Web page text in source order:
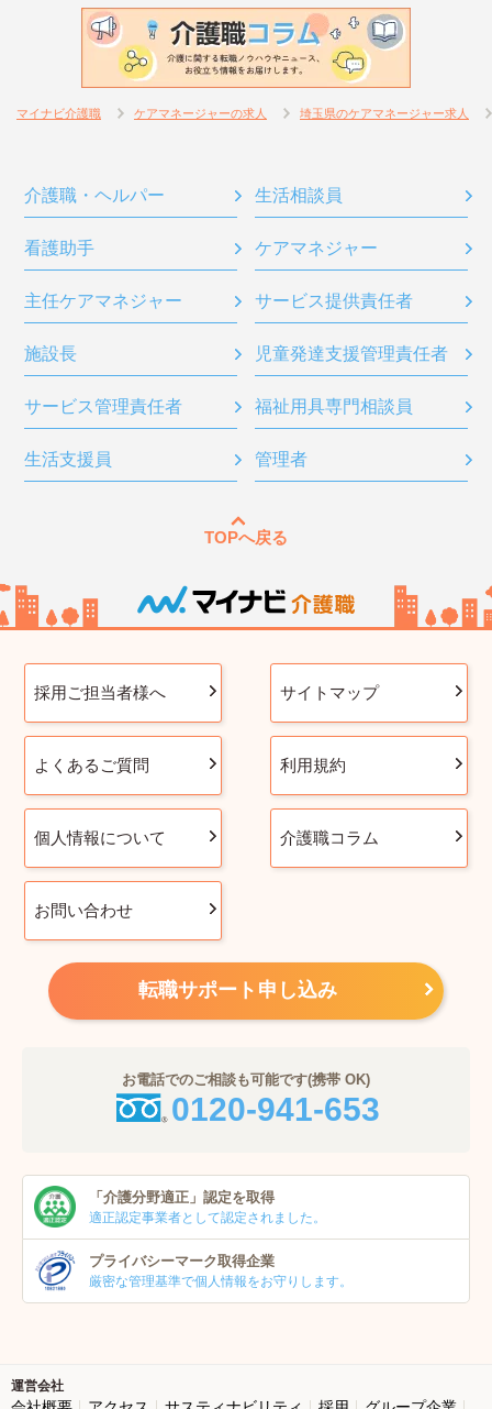
マイナビ介護職 ケアマネージャーの求人 埼玉県のケアマネージャー求人
介護職・ヘルパー 生活相談員
看護助手 ケアマネジャー
主任ケアマネジャー サービス提供責任者
施設長 児童発達支援管理責任者
サービス管理責任者 福祉用具専門相談員
生活支援員 管理者
TOPへ戻る
採用ご担当者様へ サイトマップ
よくあるご質問 利用規約
個人情報について 介護職コラム
お問い合わせ
転職サポート申し込み
お電話でのご相談も可能です(携帯 OK)
0120-941-653
「介護分野適正」 認定を取得
適正認定事業者として認定されました。
プライバシーマーク取得企業
厳密な管理基準で個人情報をお守りします。
運営会社